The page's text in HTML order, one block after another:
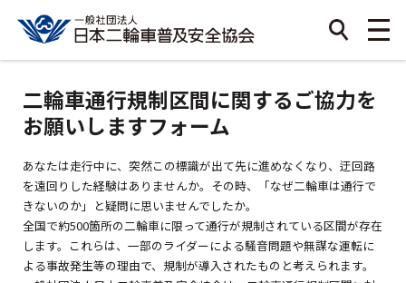
二輪車通行規制区間に関するご協力を
お願いしますフォーム
あなたは走行中に、突然この標識が出て先に進めなくなり、迂回路
を遠回りした経験はありませんか。その時、「なぜ二輪車は通行で
きないのか」と疑問に思いませんでしたか。
全国で約500箇所の二輪車に限って通行が規制されている区間が存在
します。これらは、一部のライダーによる騒音問題や無謀な運転に
よる事故発生等の理由で、規制が導入されたものと考えられます。